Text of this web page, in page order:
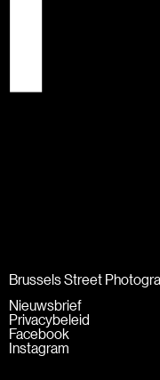
Brussels Street
Nieuwsbrief
Privacybeleid
Facebook
Instagram